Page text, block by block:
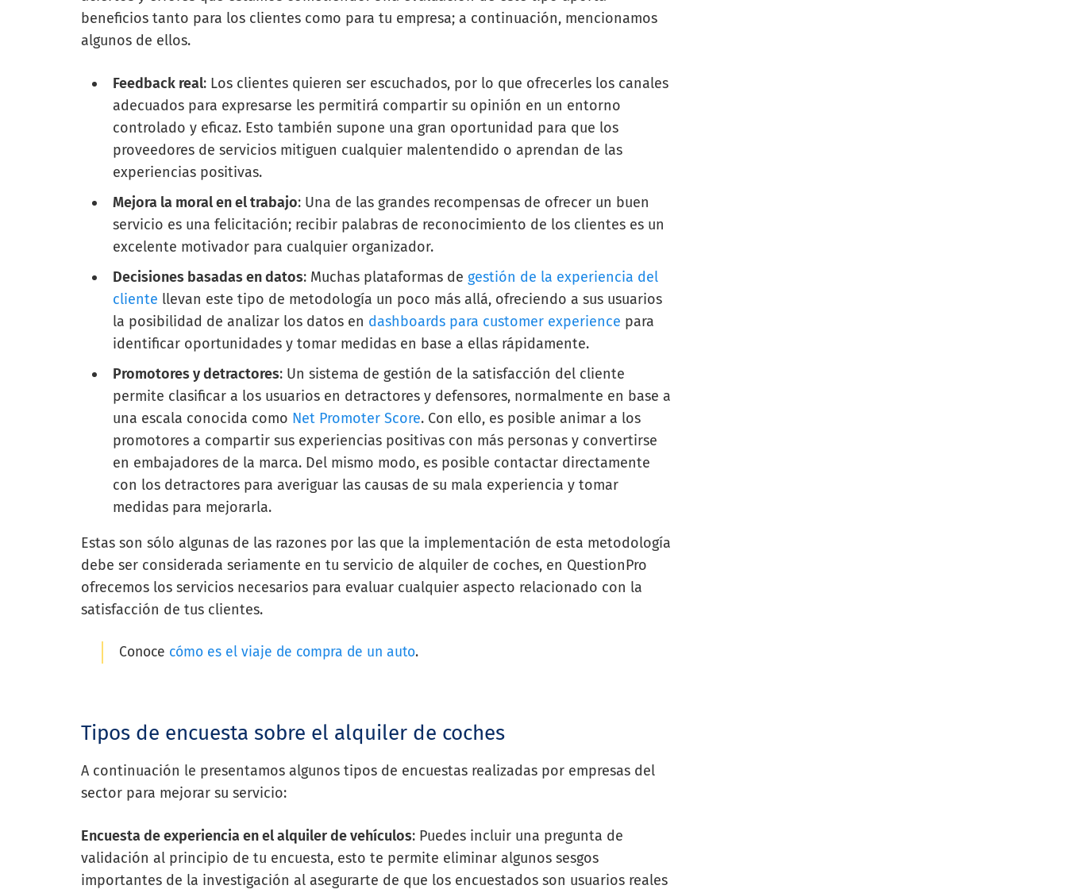
beneficios tanto para los clientes como para tu empresa; a continuación, mencionamos
algunos de ellos.
Feedback real: Los clientes quieren ser escuchados, por lo que ofrecerles los canales
adecuados para expresarse les permitirá compartir su opinión en un entorno
controlado y eficaz. Esto también supone una gran oportunidad para que los
proveedores de servicios mitiguen cualquier malentendido o aprendan de las
experiencias positivas.
Mejora la moral en el trabajo: Una de las grandes recompensas de ofrecer un buen
servicio es una felicitación; recibir palabras de reconocimiento de los clientes es un
excelente motivador para cualquier organizador.
Decisiones basadas en datos: Muchas plataformas de gestión de la experiencia del
cliente llevan este tipo de metodología un poco más allá, ofreciendo a sus usuarios
la posibilidad de analizar los datos en dashboards para customer experience para
identificar oportunidades y tomar medidas en base a ellas rápidamente.
Promotores y detractores: Un sistema de gestión de la satisfacción del cliente
permite clasificar a los usuarios en detractores y defensores, normalmente en base a
una escala conocida como Net Promoter Score. Con ello, es posible animar a los
promotores a compartir sus experiencias positivas con más personas y convertirse
en embajadores de la marca. Del mismo modo, es posible contactar directamente
con los detractores para averiguar las causas de su mala experiencia y tomar
medidas para mejorarla.
Estas son sólo algunas de las razones por las que la implementación de esta metodología
debe ser considerada seriamente en tu servicio de alquiler de coches, en QuestionPro
ofrecemos los servicios necesarios para evaluar cualquier aspecto relacionado con la
satisfacción de tus clientes.
Conoce cómo es el viaje de compra de un auto.
Tipos de encuesta sobre el alquiler de coches
A continuación le presentamos algunos tipos de encuestas realizadas por empresas del
sector para mejorar su servicio:
Encuesta de experiencia en el alquiler de vehículos: Puedes incluir una pregunta de
validación al principio de tu encuesta, esto te permite eliminar algunos sesgos
importantes de la investigación al asegurarte de que los encuestados son usuarios reales